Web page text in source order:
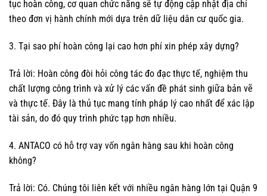
tục hoàn công, cơ quan chức năng sẽ tự động cập nhật địa chỉ
theo đơn vị hành chính mới dựa trên dữ liệu dân cư quốc gia.
3. Tại sao phí hoàn công lại cao hơn phí xin phép xây dựng?
Trả lời: Hoàn công đòi hỏi công tác đo đạc thực tế, nghiệm thu
chất lượng công trình và xử lý các vấn đề phát sinh giữa bản vẽ
và thực tế. Đây là thủ tục mang tính pháp lý cao nhất để xác lập
tài sản, do đó quy trình phức tạp hơn nhiều.
4. ANTACO có hỗ trợ vay vốn ngân hàng sau khi hoàn công
không?
Trả lời: Có. Chúng tôi liên kết với nhiều ngân hàng lớn tại Quận 9